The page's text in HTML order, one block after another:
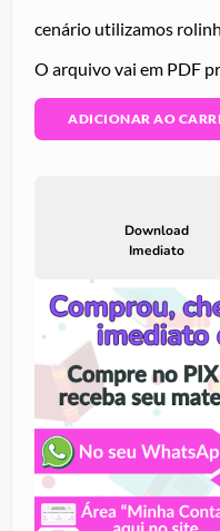
cenário utilizamos
O arquivo vai em PDF
ADICIONAR AO
Download
Imediato